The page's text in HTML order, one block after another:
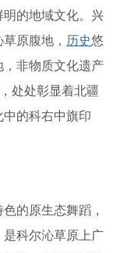
的地域文化。兴
原腹地， 历史悠
非物质文化遗产
处处彰显着北疆
的科右中旗印
的原生态舞蹈，
科尔沁草原上广